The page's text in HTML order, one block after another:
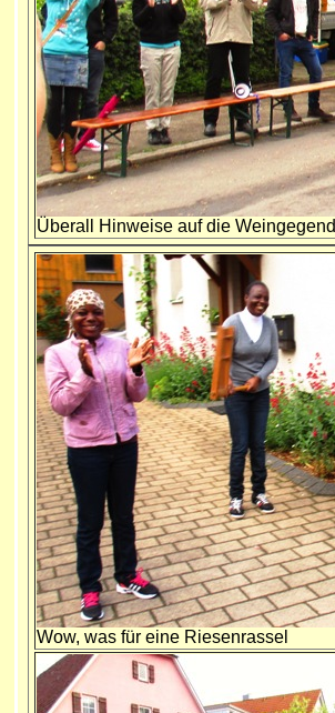
Überall Hinweise auf die Weingegend
Wow, was für eine Riesenrassel